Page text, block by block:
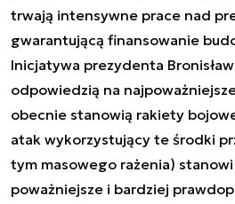
trwają intensywne prace nad
gwarantującą finansowanie
Inicjatywa prezydenta
odpowiedzią na
obecnie stanowią rakiety
atak wykorzystujący te środki
tym masowego rażenia)
poważniejsze i bardziej